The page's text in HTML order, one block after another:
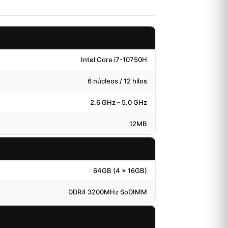
Intel Core i7-10750H
6 núcleos / 12 hilos
2.6 GHz - 5.0 GHz
12MB
64GB (4 x 16GB)
DDR4 3200MHz SoDIMM